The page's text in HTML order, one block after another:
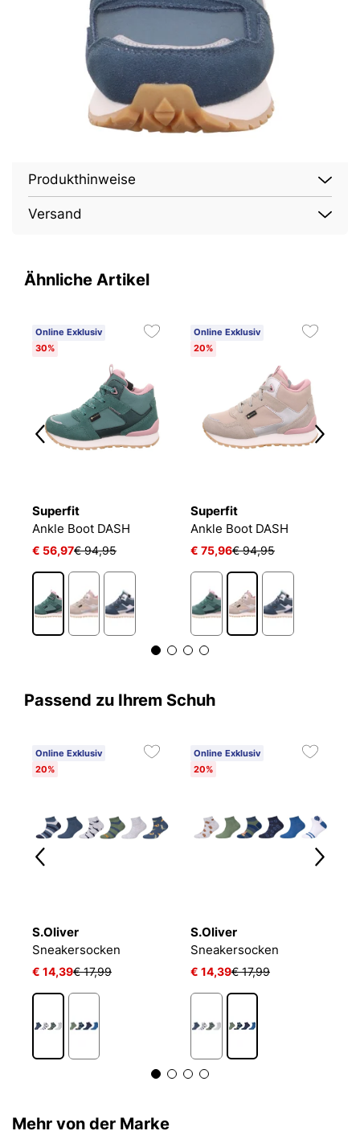
Produkthinweise
Versand
Ähnliche Artikel
Online Exklusiv
30%
Superfit
Ankle Boot DASH
€ 56,97€ 94,95
Online Exklusiv
20%
Superfit
Ankle Boot DASH
€ 75,96€ 94,95
Passend zu Ihrem Schuh
Online Exklusiv
20%
S.Oliver
Sneakersocken
€ 14,39€ 17,99
Online Exklusiv
20%
S.Oliver
Sneakersocken
€ 14,39€ 17,99
Mehr von der Marke